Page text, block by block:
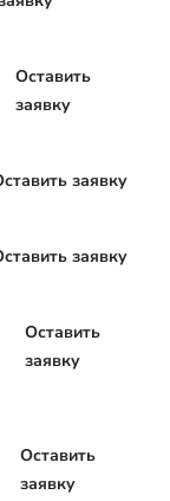
Оставить
заявку
заявку
заявку
Оставить
заявку
Оставить
заявку